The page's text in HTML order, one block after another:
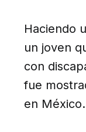
Haciendo
un joven
con
fue
en México.